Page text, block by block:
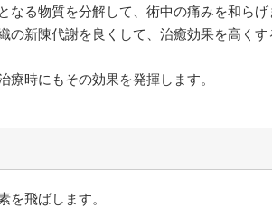
なる物質を分解して、術中の痛みを和らげ
の新陳代謝を良くして、治癒効果を高く
療時にもその効果を発揮します。
を飛ばします。